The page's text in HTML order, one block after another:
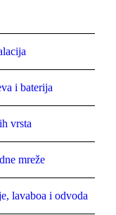
i baterija
vrsta
mreže
lavaboa i odvoda